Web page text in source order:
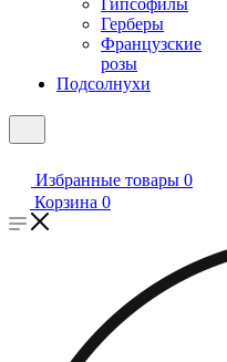
Гипсофилы
Герберы
Французские
розы
Подсолнухи
Избранные товары 0
Корзина 0